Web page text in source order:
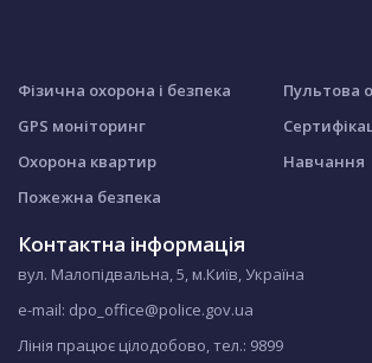
Фізична охорона і безпека
GPS моніторинг
Охорона квартир
Пожежна безпека
Пультова
Навчання
Контактна інформація
вул. Малопідвальна, 5, м.Київ, Україна
e-mail: dpo_office@police.gov.ua
Лінія працює цілодобово, тел.: 9899